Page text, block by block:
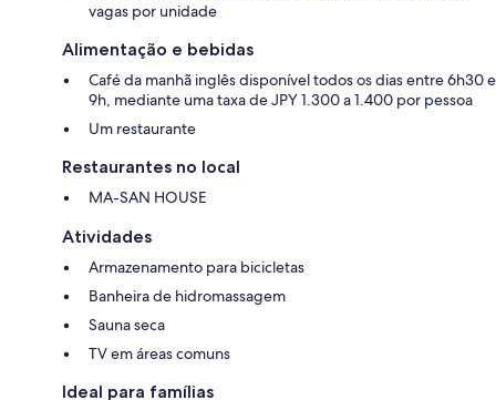
vagas por unidade
Alimentação e bebidas
Café da manhã inglês disponível todos os dias entre 6h30 e
9h, mediante uma taxa de JPY 1.300 a 1.400 por pessoa
Um restaurante
Restaurantes no local
MA-SAN HOUSE
Atividades
Armazenamento para bicicletas
Banheira de hidromassagem
Sauna seca
TV em áreas comuns
Ideal para famílias